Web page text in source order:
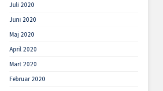
Juli 2020
Juni 2020
Maj 2020
April 2020
Mart 2020
Februar 2020